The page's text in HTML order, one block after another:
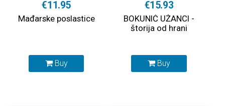
€11.95
Mađarske poslastice
Buy
€15.93
BOKUNIĆ UŽANCI -
štorija od hrani
Buy